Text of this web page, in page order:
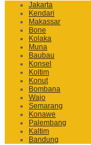
Jakarta
Kendari
Makassar
Bone
Kolaka
Muna
Baubau
Konsel
Koltim
Konut
Bombana
Wajo
Semarang
Konawe
Palembang
Kaltim
Bandung